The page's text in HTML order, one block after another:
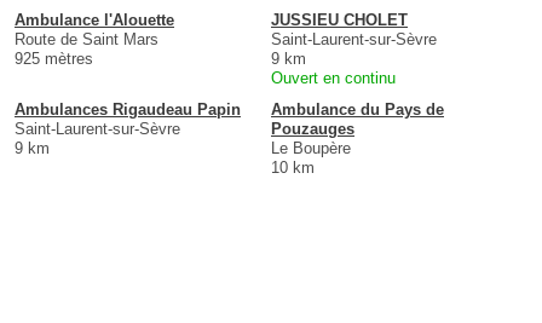
Ambulance l'Alouette
Route de Saint Mars
925 mètres
JUSSIEU CHOLET
Saint-Laurent-sur-Sèvre
9 km
Ouvert en continu
Ambulances Rigaudeau Papin
Saint-Laurent-sur-Sèvre
9 km
Ambulance du Pays de
Pouzauges
Le Boupère
10 km